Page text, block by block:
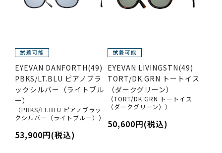
EYEVAN DANFORTH(49)
PBKS/LT.BLU ピアノブラ
ックシルバー（ライトブル
ー）
（PBKS/LT.BLU ピアノブラッ
クシルバー（ライトブルー））
53,900円(税込)
EYEVAN LIVINGSTN(49)
TORT/DK.GRN トートイス
（ダークグリーン）
（TORT/DK.GRN トートイス
（ダークグリーン））
50,600円(税込)